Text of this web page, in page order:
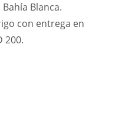
Blanca.
con entrega en
200.